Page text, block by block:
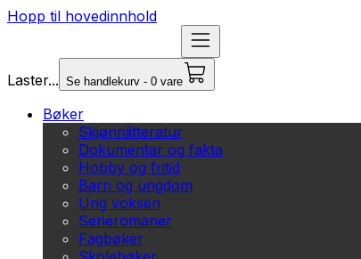
Hopp til hovedinnhold
Laster... Se handlekurv - 0 vare
Bøker
Skjønnlitteratur
Dokumentar og fakta
Hobby og fritid
Barn og ungdom
Ung voksen
Serieromaner
Fagbøker